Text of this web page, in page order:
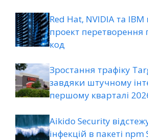
Red Hat, NVIDIA та
проект перетворення
код
Зростання трафіку
завдяки штучному
першому кварталі
Aikido Security
інфекцій в пакеті